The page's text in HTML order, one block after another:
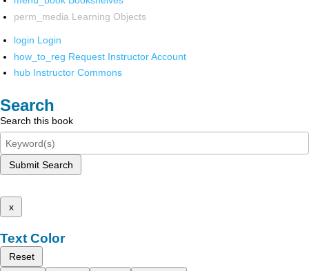
perm_media Learning Objects
login Login
how_to_reg Request Instructor Account
hub Instructor Commons
Search
Search this book
Submit Search
x
Text Color
Reset